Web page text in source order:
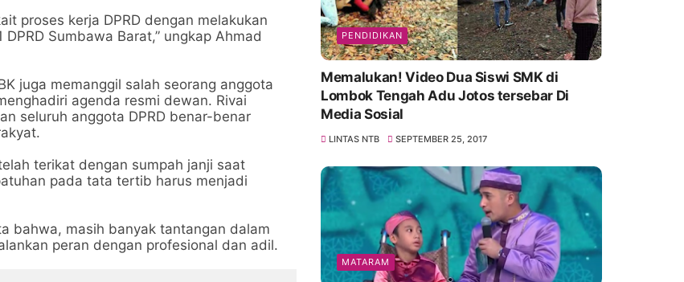
proses kerja DPRD dengan melakukan
Sumbawa Barat,” ungkap Ahmad
juga memanggil salah seorang anggota
agenda resmi dewan. Rivai
seluruh anggota DPRD benar-benar
terikat dengan sumpah janji saat
pada tata tertib harus menjadi
bahwa, masih banyak tantangan dalam
peran dengan profesional dan adil.
PENDIDIKAN
Memalukan! Video Dua Siswi SMK di
Lombok Tengah Adu Jotos tersebar Di
Media Sosial
LINTAS NTB SEPTEMBER 25, 2017
MATARAM